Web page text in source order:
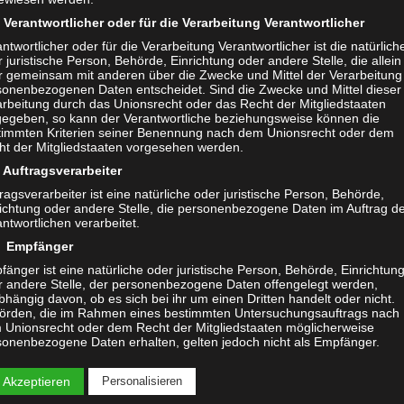
oder für die Verarbeitung Verantwortlicher
oder für die Verarbeitung Verantwortlicher ist die
juristische Person, Behörde, Einrichtung oder andere Stelle, die allein
gemeinsam mit anderen über die Zwecke und Mittel der Verarbeitung
Daten entscheidet. Sind die Zwecke und Mittel dieser
durch das Unionsrecht oder das Recht der Mitgliedstaaten
so kann der Verantwortliche beziehungsweise können die
Kriterien seiner Benennung nach dem Unionsrecht oder dem
der Mitgliedstaaten vorgesehen werden.
ist eine natürliche oder juristische Person, Behörde,
oder andere Stelle, die personenbezogene Daten im Auftrag
verarbeitet.
ist eine natürliche oder juristische Person, Behörde, Einrichtung
andere Stelle, der personenbezogene Daten offengelegt werden,
davon, ob es sich bei ihr um einen Dritten handelt oder nicht.
die im Rahmen eines bestimmten Untersuchungsauftrags nach
Unionsrecht oder dem Recht der Mitgliedstaaten möglicherweise
Daten erhalten, gelten jedoch nicht als Empfänger.
ist eine natürliche oder juristische Person, Behörde, Einrichtung oder
Personalisieren